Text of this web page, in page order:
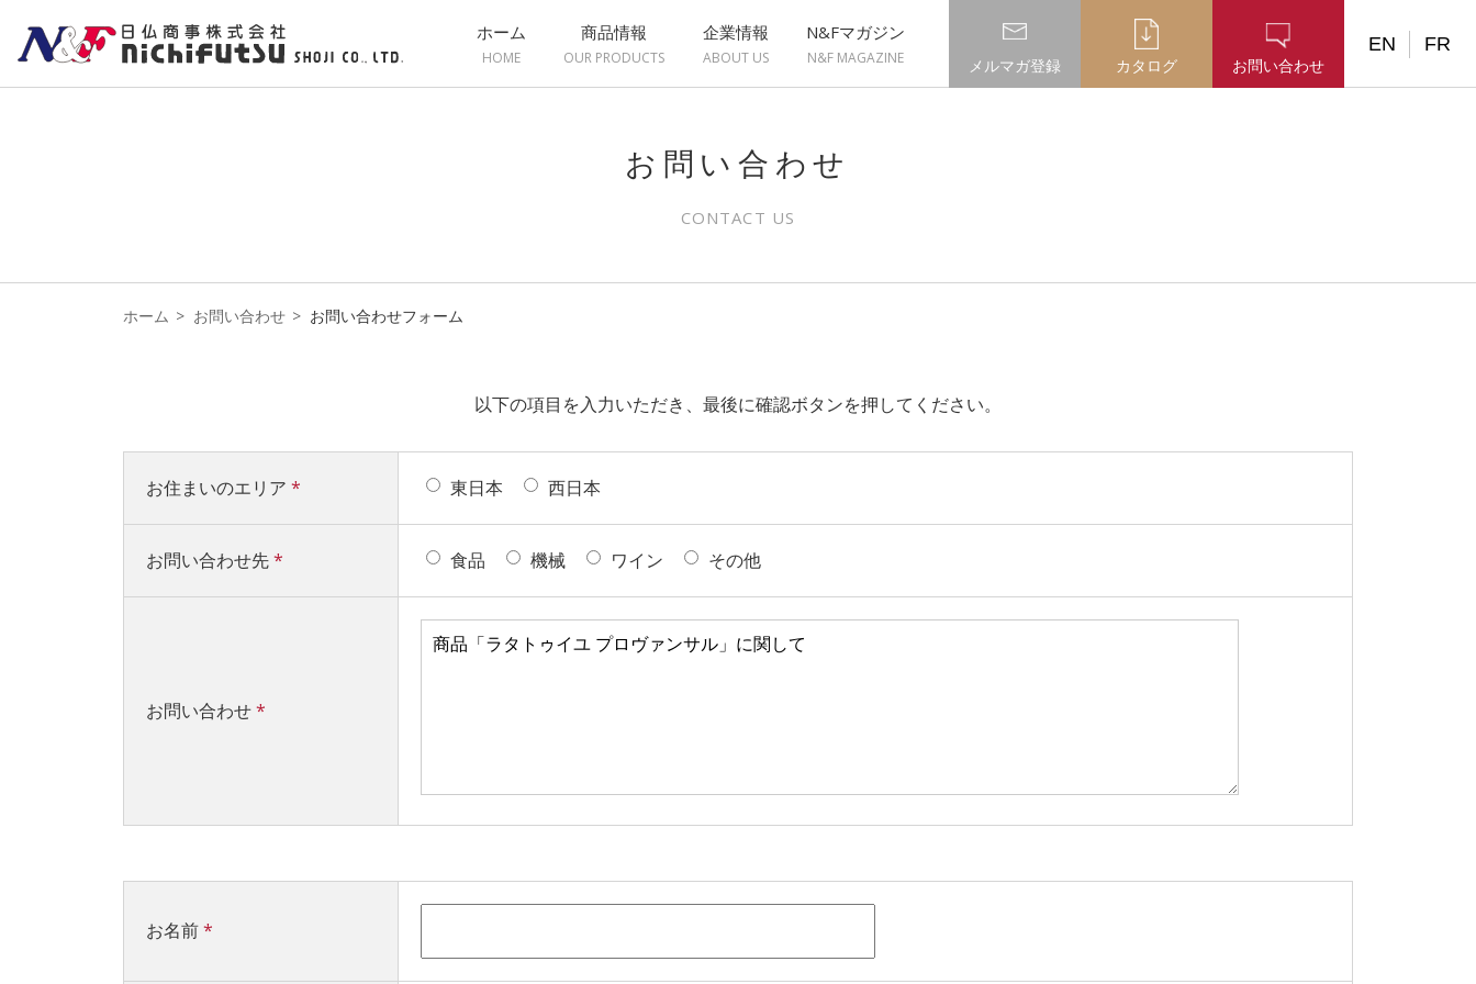
ホーム
HOME
商品情報
OUR PRODUCTS
企業情報
ABOUT US
N&Fマガジン
N&F MAGAZINE メルマガ登録 カタログ お問い合わせ
EN FR
お問い合わせ
CONTACT US
ホーム お問い合わせ お問い合わせフォーム
以下の項目を入力いただき、最後に確認ボタンを押してください。
お住まいのエリア * 東日本 西日本
お問い合わせ先* 食品 機械 ワイン その他
お問い合わせ*
お名前*